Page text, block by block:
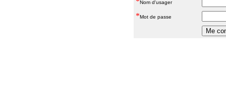
Nom d'usager
*Mot de passe